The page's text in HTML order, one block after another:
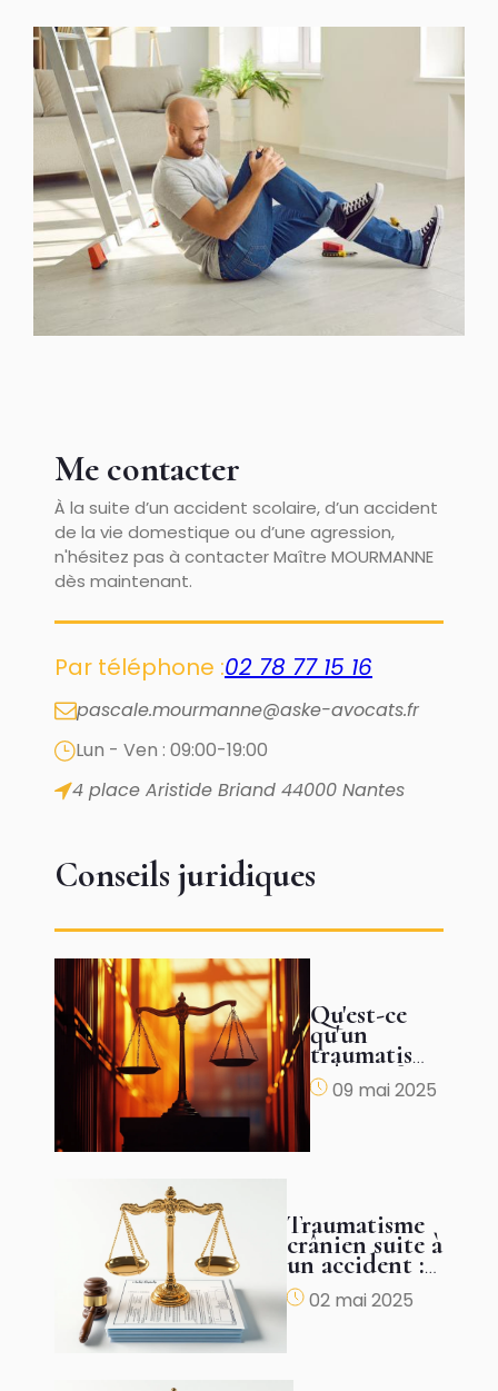
Me contacter
À la suite d’un accident scolaire, d’un accident
de la vie domestique ou d’une agression,
n'hésitez pas à contacter Maître MOURMANNE
dès maintenant.
Par téléphone :02 78 77 15 16
pascale.mourmanne@aske-avocats.fr
Lun - Ven : 09:00-19:00
4 place Aristide Briand44000 Nantes
Conseils juridiques
Qu'est-ce
qu'un
traumatisme
crânien ?
09 mai 2025
Traumatisme
crânien suite à
un accident :
comment
obtenir une
02 mai 2025